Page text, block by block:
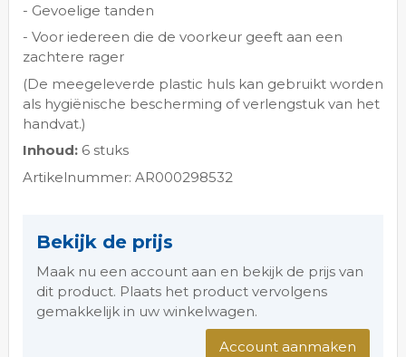
- Gevoelige tanden
- Voor iedereen die de voorkeur geeft aan een
zachtere rager
(De meegeleverde plastic huls kan gebruikt worden
als hygiënische bescherming of verlengstuk van het
handvat.)
Inhoud:6 stuks
Artikelnummer: AR000298532
Bekijk de prijs
Maak nu een account aan en bekijk de prijs van
dit product. Plaats het product vervolgens
gemakkelijk in uw winkelwagen.
Account aanmaken